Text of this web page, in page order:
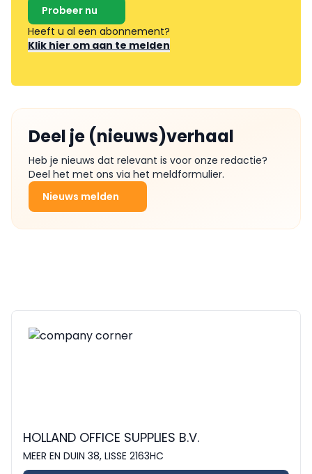
Probeer nu
Heeft u al een abonnement?
Klik hier om aan te melden
Deel je (nieuws)verhaal
Heb je nieuws dat relevant is voor onze redactie?
Deel het met ons via het meldformulier.
Nieuws melden
HOLLAND OFFICE SUPPLIES B.V.
MEER EN DUIN 38, LISSE 2163HC